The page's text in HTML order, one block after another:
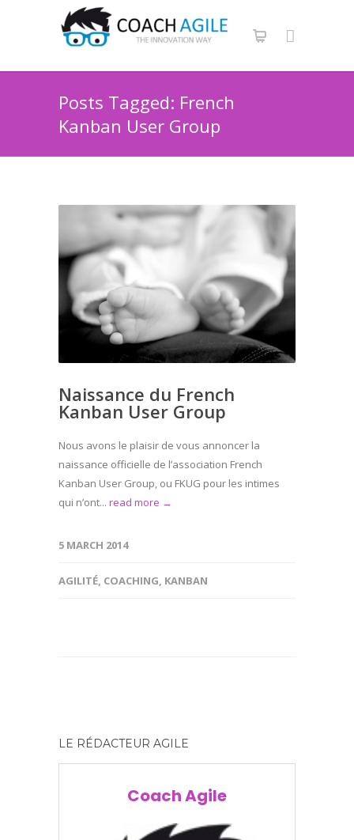
Posts Tagged: French
Kanban User Group
Naissance du French
Kanban User Group
Nous avons le plaisir de vous annoncer la
naissance officielle de l’association French
Kanban User Group, ou FKUG pour les intimes
qui n’ont... read more →
5 MARCH 2014
AGILITÉ, COACHING, KANBAN
LE RÉDACTEUR AGILE
Coach Agile